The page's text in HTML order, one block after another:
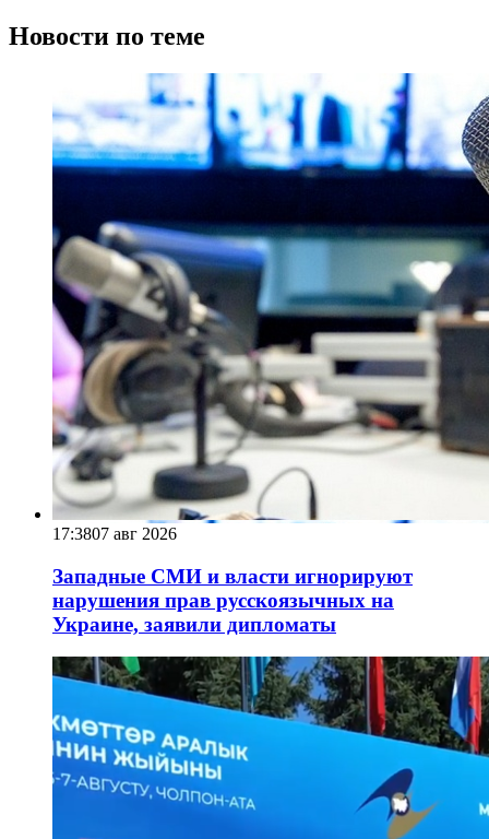
Новости по теме
17:3807 авг 2026
Западные СМИ и власти игнорируют
нарушения прав русскоязычных на
Украине, заявили дипломаты